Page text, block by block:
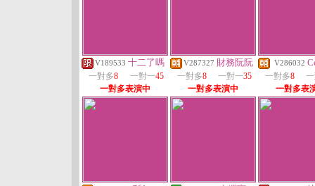
V189533 十二了嗎
一對多8 一對一45
一對多表演中
V287327 財務阮阮
一對多8 一對一35
一對多表演中
V286032
一對多8
一對多表